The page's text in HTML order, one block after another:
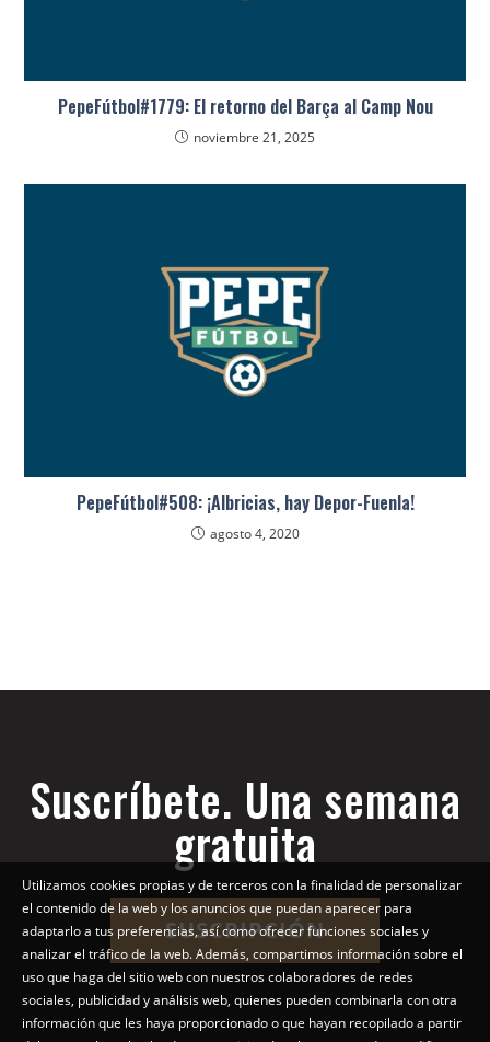
PepeFútbol#1779: El retorno del Barça al Camp Nou
noviembre 21, 2025
PepeFútbol#508: ¡Albricias, hay Depor-Fuenla!
agosto 4, 2020
Suscríbete. Una semana
gratuita
SUSCRIPCIÓN
Utilizamos cookies propias y de terceros con la finalidad de personalizar
el contenido de la web y los anuncios que puedan aparecer para
adaptarlo a tus preferencias, así como ofrecer funciones sociales y
analizar el tráfico de la web. Además, compartimos información sobre el
uso que haga del sitio web con nuestros colaboradores de redes
sociales, publicidad y análisis web, quienes pueden combinarla con otra
información que les haya proporcionado o que hayan recopilado a partir